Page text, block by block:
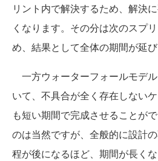
リント内で解決するため、解決
くなります。その分は次のスプ
め、結果として全体の期間が延び
一方ウォーターフォールモデ
いて、不具合が全く存在しない
も短い期間で完成させることが
のは当然ですが、全般的に設計
程が後になるほど、期間が長く